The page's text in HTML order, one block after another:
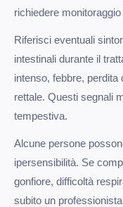
richiedere
Riferisci eventuali
intestinali durante il
intenso, febbre,
rettale. Questi segnali
tempestiva.
Alcune persone
ipersensibilità. Se
gonfiore, difficoltà
subito un